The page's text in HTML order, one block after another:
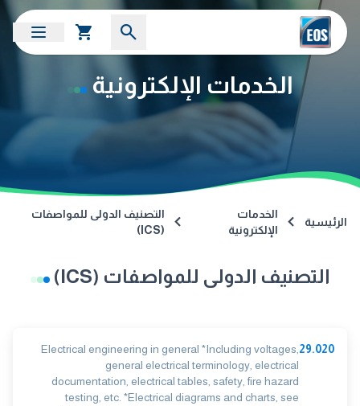
الخدمات الإلكترونية
الرئيسية
الخدمات
الإلكترونية
التصنيف الدولى للمواصفات
(ICS)
التصنيف الدولى للمواصفات (ICS)
29.020
Electrical engineering in general *Including voltages,
general electrical terminology, electrical
documentation, electrical tables, safety, fire hazard
testing, etc. *Electrical diagrams and charts, see